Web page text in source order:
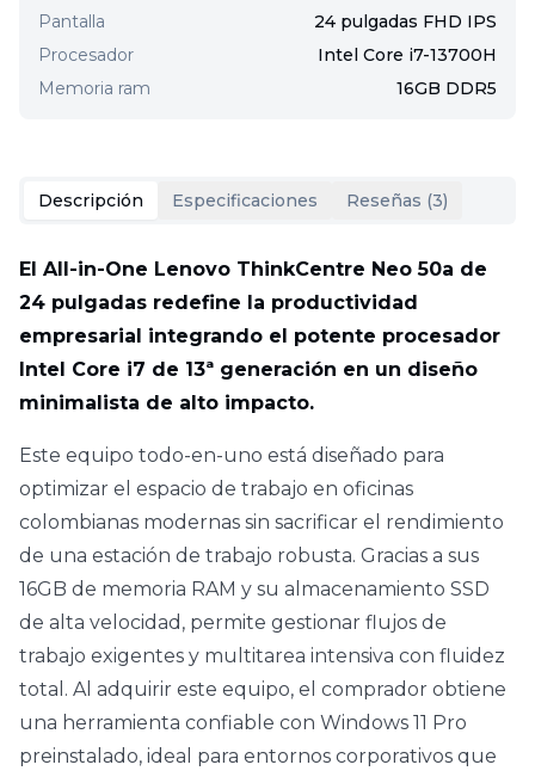
Pantalla
24 pulgadas FHD IPS
Procesador
Intel Core i7-13700H
Memoria ram
16GB DDR5
Descripción Especificaciones Reseñas (3)
El All-in-One Lenovo ThinkCentre Neo 50a de
24 pulgadas redefine la productividad
empresarial integrando el potente procesador
Intel Core i7 de 13ª generación en un diseño
minimalista de alto impacto.
Este equipo todo-en-uno está diseñado para
optimizar el espacio de trabajo en oficinas
colombianas modernas sin sacrificar el rendimiento
de una estación de trabajo robusta. Gracias a sus
16GB de memoria RAM y su almacenamiento SSD
de alta velocidad, permite gestionar flujos de
trabajo exigentes y multitarea intensiva con fluidez
total. Al adquirir este equipo, el comprador obtiene
una herramienta confiable con Windows 11 Pro
preinstalado, ideal para entornos corporativos que